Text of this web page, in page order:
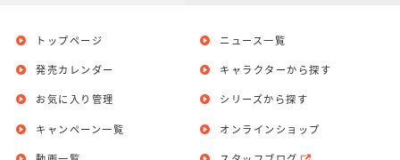
トップページ
発売カレンダー
お気に入り管理
ニュース一覧
キャラクターから探す
シリーズから探す
キャンペーン一覧 オンラインショップ